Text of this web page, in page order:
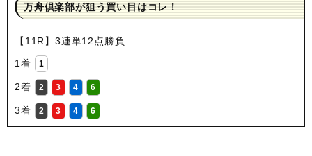
万舟倶楽部が狙う買い目はコレ！
【11R】3連単12点勝負
1着
1
2着 2 3 4 6
3着 2 3 4 6